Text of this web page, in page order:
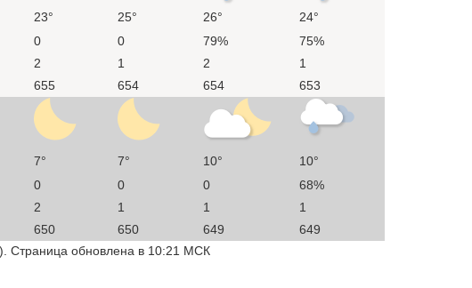
23° 25° 26°
24°
0 0 79%
75%
2 1 2
1
655 654 654 653
7° 7° 10°
10°
0 0 0
68%
2 1 1
1
650 650 649
649
). Страница обновлена в 10:21 МСК